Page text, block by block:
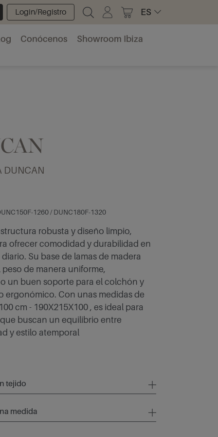
Login/Registro ES
Conócenos Showroom Ibiza
DUNCAN
1260 / DUNC180F-1320
robusta y diseño limpio,
ofrecer comodidad y durabilidad en
Su base de lamas de madera
de manera uniforme,
un buen soporte para el colchón y
ergonómico. Con unas medidas de
cm - 190X215X100 , es ideal para
buscan un equilibrio entre
y estilo atemporal
tejido
medida